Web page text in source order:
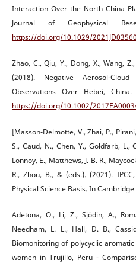
Interaction Over the North China
Journal of Geophysical
https://doi.org/10.1029/
Zhao, C., Qiu, Y., Dong, X., Wang,
(2018). Negative Aerosol-
Observations Over Hebei,
https://doi.org/10.1002/
[Masson-Delmotte, V., Zhai, P.,
S., Caud, N., Chen, Y., Goldfarb, L.,
Lonnoy, E., Matthews, J. B. R.,
R., Zhou, B., & (eds.). (2021).
Physical Science Basis. In
Adetona, O., Li, Z., Sjödin, A.,
Needham, L. L., Hall, D. B.,
Biomonitoring of polycyclic
women in Trujillo, Peru -